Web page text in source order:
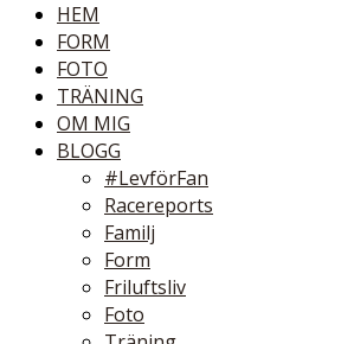
HEM
FORM
FOTO
TRÄNING
OM MIG
BLOGG
#LevförFan
Racereports
Familj
Form
Friluftsliv
Foto